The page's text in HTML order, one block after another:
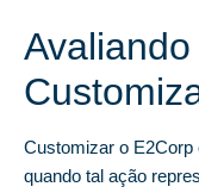
Customizar o
quando tal ação